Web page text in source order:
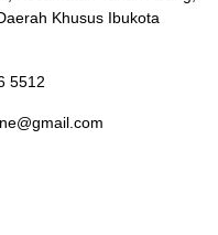
Khusus Ibukota
5512